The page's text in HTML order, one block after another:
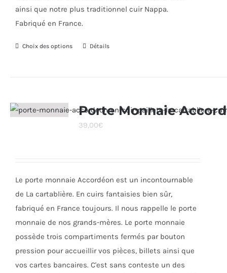
ainsi que notre plus traditionnel cuir Nappa.
Fabriqué en France.
Choix des options
Ce
variations.
Les
choisies
page
produit
Détails
Porte Monnaie
39,00€
Le porte monnaie Accordéon est un incontournable
de La cartablière. En cuirs fantaisies bien sûr,
fabriqué en France toujours. Il nous rappelle le porte
monnaie de nos grands-mères. Le porte monnaie
possède trois compartiments fermés par bouton
pression pour accueillir vos pièces, billets ainsi que
vos cartes bancaires. C'est sans conteste un des